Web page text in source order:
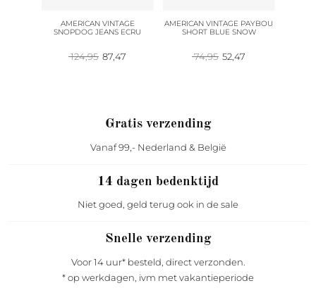
AMERICAN VINTAGE
SNOPDOG JEANS ECRU
124,95 Oorspronkelijke
prijs
87,47
AMERICAN VINTAGE PAYBOU
SHORT BLUE SNOW
74,95 Oorspronkelijke
prijs
52,47
Gratis verzending
Vanaf 99,- Nederland & België
14 dagen bedenktijd
Niet goed, geld terug ook in de sale
Snelle verzending
Voor 14 uur* besteld, direct verzonden.
* op werkdagen, ivm met vakantieperiode